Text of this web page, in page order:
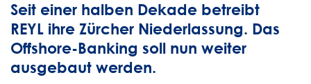
Seit einer halben Dekade betreibt
REYL ihre Zürcher Niederlassung. Das
Offshore-Banking soll nun weiter
ausgebaut werden.